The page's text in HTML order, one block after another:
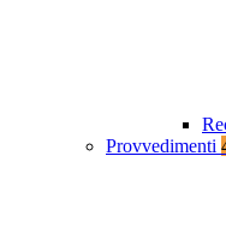
Provvedimenti